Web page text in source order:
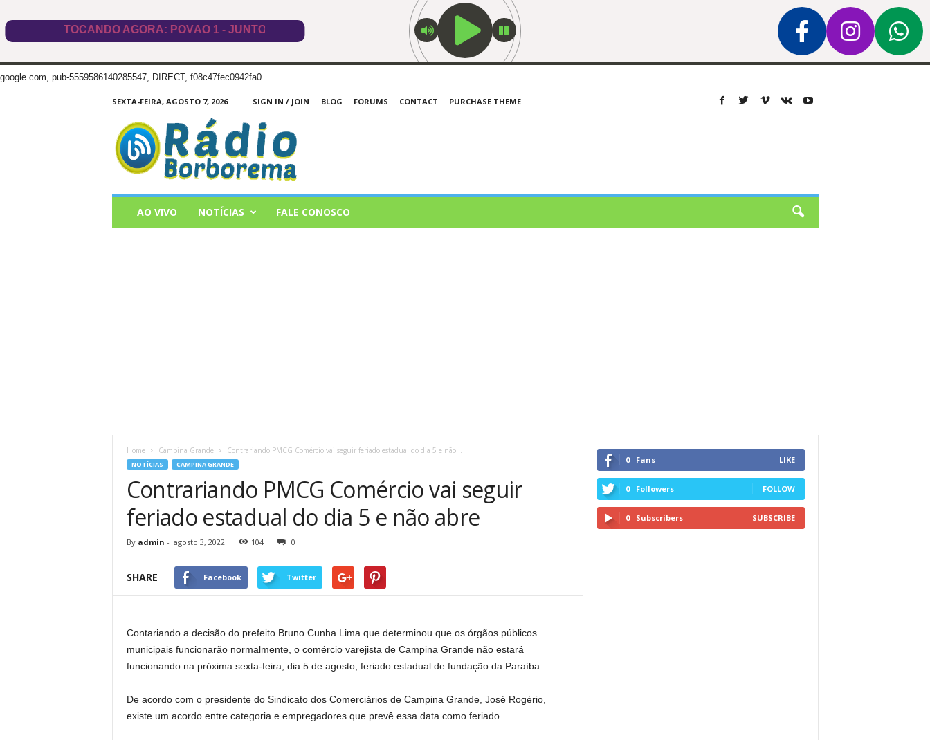
google.com, pub-5559586140285547, DIRECT, f08c47fec0942fa0
SEXTA-FEIRA, AGOSTO 7, 2026 SIGN IN / JOIN BLOG FORUMS CONTACT
PURCHASE THEME
Borborema
AO VIVO NOTÍCIAS FALE CONOSCO
Home Campina Grande Contrariando PMCG Comércio vai seguir feriado estadual do dia 5 e não...
NOTÍCIAS CAMPINA GRANDE
Contrariando PMCG Comércio vai seguir
feriado estadual do dia 5 e não abre
By admin - agosto 3, 2022 104 0
SHARE Facebook Twitter
Contariando a decisão do prefeito Bruno Cunha Lima que determinou que os órgãos públicos
municipais funcionarão normalmente, o comércio varejista de Campina Grande não estará
funcionando na próxima sexta-feira, dia 5 de agosto, feriado estadual de fundação da Paraíba.
De acordo com o presidente do Sindicato dos Comerciários de Campina Grande, José Rogério,
existe um acordo entre categoria e empregadores que prevê essa data como feriado.
0 Fans LIKE
0 Followers FOLLOW
0 Subscribers SUBSCRIBE